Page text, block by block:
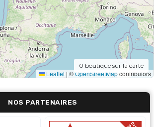
Leaflet | ©OpenStreetMapcontributors
0 boutique sur la carte
NOS PARTENAIRES